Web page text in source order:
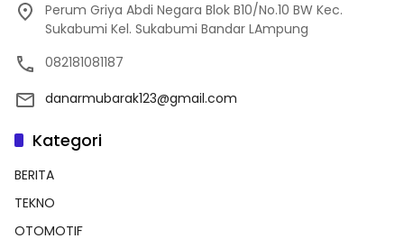
Perum Griya Abdi Negara Blok B10/No.10 BW Kec.
Sukabumi Kel. Sukabumi Bandar LAmpung
082181081187
danarmubarak123@gmail.com
Kategori
BERITA
TEKNO
OTOMOTIF